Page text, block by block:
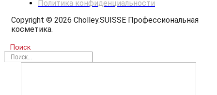
Политика конфиденциальности
Copyright © 2026 Cholley.SUISSE Профессиональная
косметика.
Поиск